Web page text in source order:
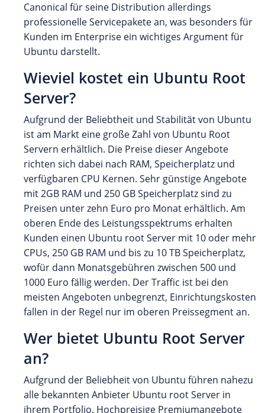
Canonical für seine Distribution allerdings
professionelle Servicepakete an, was besonders für
Kunden im Enterprise ein wichtiges Argument für
Ubuntu darstellt.
Wieviel kostet ein Ubuntu Root
Server?
Aufgrund der Beliebtheit und Stabilität von Ubuntu
ist am Markt eine große Zahl von Ubuntu Root
Servern erhältlich. Die Preise dieser Angebote
richten sich dabei nach RAM, Speicherplatz und
verfügbaren CPU Kernen. Sehr günstige Angebote
mit 2GB RAM und 250 GB Speicherplatz sind zu
Preisen unter zehn Euro pro Monat erhältlich. Am
oberen Ende des Leistungsspektrums erhalten
Kunden einen Ubuntu root Server mit 10 oder mehr
CPUs, 250 GB RAM und bis zu 10 TB Speicherplatz,
wofür dann Monatsgebühren zwischen 500 und
1000 Euro fällig werden. Der Traffic ist bei den
meisten Angeboten unbegrenzt, Einrichtungskosten
fallen in der Regel nur im oberen Preissegment an.
Wer bietet Ubuntu Root Server
an?
Aufgrund der Beliebheit von Ubuntu führen nahezu
alle bekannten Anbieter Ubuntu root Server in
ihrem Portfolio. Hochpreisige Premiumangebote